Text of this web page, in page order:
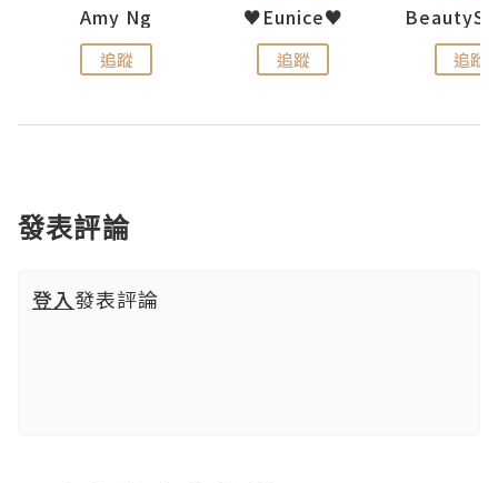
Amy Ng
追蹤
♥Eunice♥
追蹤 追蹤
發表評論
登入發表評論